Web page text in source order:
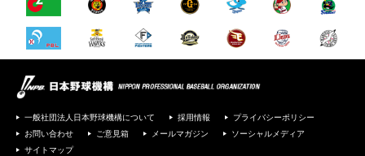
一般社団法人日本野球機構について 採用情報
プライバシーポリシー
お問い合わせ
ご意見箱 メールマガジン
ソーシャルメディア
サイトマップ